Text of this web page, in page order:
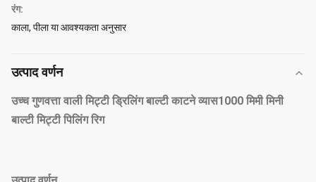
रंग:
काला, पीला या आवश्यकता अनुसार
उत्पाद वर्णन
उच्च गुणवत्ता वाली मिट्टी ड्रिलिंग बाल्टी काटने व्यास1000 मिमी मिनी
बाल्टी मिट्टी पिलिंग रिग